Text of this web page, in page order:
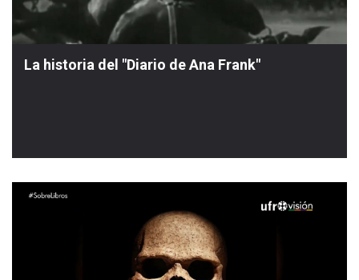
La historia del "Diario de Ana Frank"